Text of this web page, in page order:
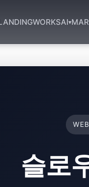
WORKSAI▾
슬로